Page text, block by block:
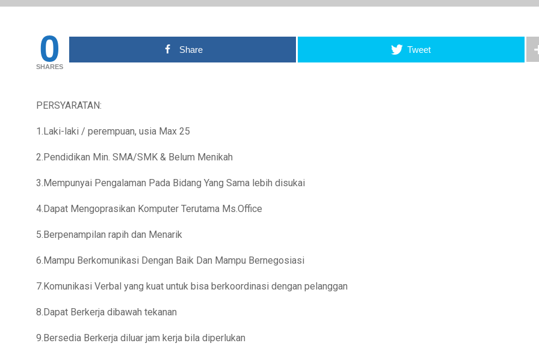
0
SHARES
Share Tweet
PERSYARATAN:
1.Laki-laki / perempuan, usia Max 25
2.Pendidikan Min. SMA/SMK & Belum Menikah
3.Mempunyai Pengalaman Pada Bidang Yang Sama lebih disukai
4.Dapat Mengoprasikan Komputer Terutama Ms.Office
5.Berpenampilan rapih dan Menarik
6.Mampu Berkomunikasi Dengan Baik Dan Mampu Bernegosiasi
7.Komunikasi Verbal yang kuat untuk bisa berkoordinasi dengan pelanggan
8.Dapat Berkerja dibawah tekanan
9.Bersedia Berkerja diluar jam kerja bila diperlukan